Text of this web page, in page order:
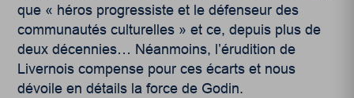
que « héros progressiste et le défenseur des
communautés culturelles » et ce, depuis plus de
deux décennies… Néanmoins, l’érudition de
Livernois compense pour ces écarts et nous
dévoile en détails la force de Godin.